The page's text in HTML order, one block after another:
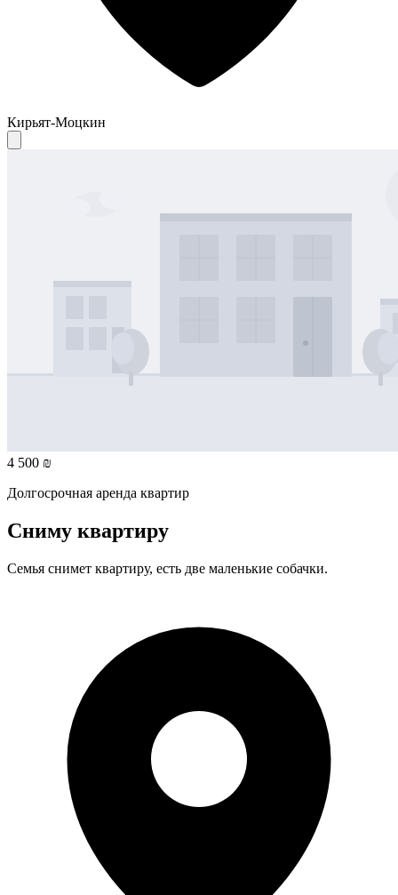
Кирьят-Моцкин
4 500 ₪
Долгосрочная аренда квартир
Сниму квартиру
Семья снимет квартиру, есть две маленькие собачки.